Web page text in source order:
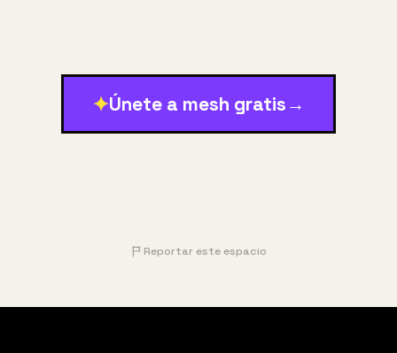
✦Únete a mesh gratis →
Reportar este espacio